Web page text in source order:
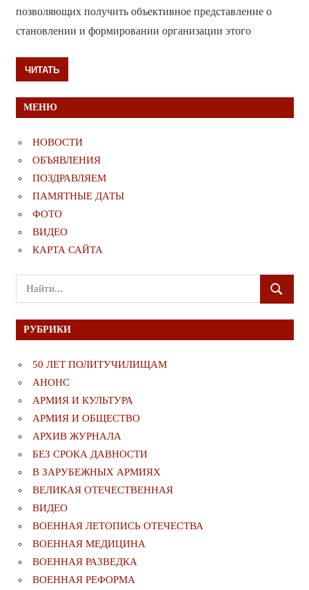
позволяющих получить объективное представление о
становлении и формировании организации этого
ЧИТАТЬ
МЕНЮ
НОВОСТИ
ОБЪЯВЛЕНИЯ
ПОЗДРАВЛЯЕМ
ПАМЯТНЫЕ ДАТЫ
ФОТО
ВИДЕО
КАРТА САЙТА
Поиск
для:
ПОИСК
РУБРИКИ
50 ЛЕТ ПОЛИТУЧИЛИЩАМ
АНОНС
АРМИЯ И КУЛЬТУРА
АРМИЯ И ОБЩЕСТВО
АРХИВ ЖУРНАЛА
БЕЗ СРОКА ДАВНОСТИ
В ЗАРУБЕЖНЫХ АРМИЯХ
ВЕЛИКАЯ ОТЕЧЕСТВЕННАЯ
ВИДЕО
ВОЕННАЯ ЛЕТОПИСЬ ОТЕЧЕСТВА
ВОЕННАЯ МЕДИЦИНА
ВОЕННАЯ РАЗВЕДКА
ВОЕННАЯ РЕФОРМА